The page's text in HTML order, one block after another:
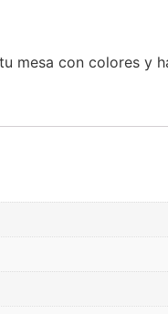
mesa con colores y